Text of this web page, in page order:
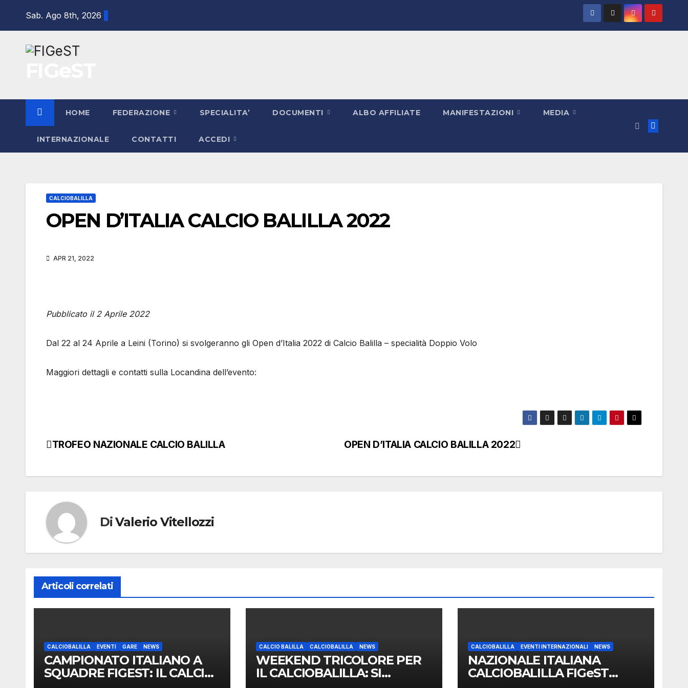
Sab. Ago 8th, 2026
HOME FEDERAZIONE SPECIALITA’ DOCUMENTI ALBO AFFILIATE MANIFESTAZIONI MEDIA
INTERNAZIONALE CONTATTI ACCEDI
CALCIOBALILLA
OPEN D’ITALIA CALCIO BALILLA 2022
APR 21, 2022
Pubblicato il 2 Aprile 2022
Dal 22 al 24 Aprile a Leini (Torino) si svolgeranno gli Open d’Italia 2022 di Calcio Balilla – specialità Doppio Volo
Maggiori dettagli e contatti sulla Locandina dell’evento:
Navigazione
OPEN D’ITALIA CALCIO BALILLA 2022
TROFEO NAZIONALE CALCIO BALILLA
DiValerio Vitellozzi
Articoli correlati
CALCIOBALILLA EVENTI GARE NEWS
CAMPIONATO ITALIANO A
SQUADRE FIGEST: IL CALCIO
CALCIO BALILLA CALCIOBALILLA NEWS
WEEKEND TRICOLORE PER
IL CALCIOBALILLA: SI
CALCIOBALILLA EVENTI INTERNAZIONALI NEWS
NAZIONALE ITALIANA
CALCIOBALILLA FIGeST